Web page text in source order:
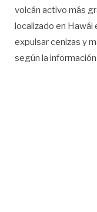
volcán activo más
localizado en Hawái
expulsar cenizas y
según la